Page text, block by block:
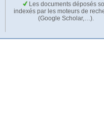
Les documents déposés
indexés par les moteurs de
(Google Scholar,…).